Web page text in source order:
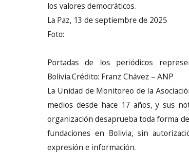
los valores democráticos.
La Paz, 13 de septiembre de 2025
Foto:
Portadas de los periódicos
Bolivia.Crédito: Franz Chávez – ANP
La Unidad de Monitoreo de la
medios desde hace 17 años, y sus
organización desaprueba toda forma
fundaciones en Bolivia, sin
expresión e información.